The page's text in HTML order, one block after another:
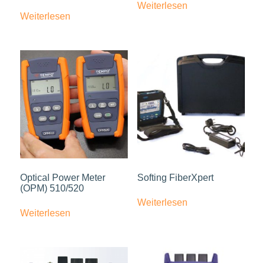
Weiterlesen
Weiterlesen
Optical Power Meter
(OPM) 510/520
Weiterlesen
Softing FiberXpert
Weiterlesen